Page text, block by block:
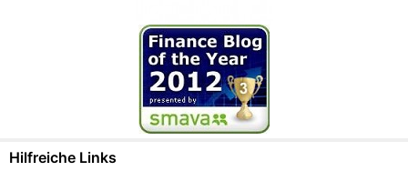
Hilfreiche Links